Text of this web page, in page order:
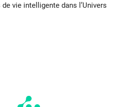
vie intelligente dans l’Univers